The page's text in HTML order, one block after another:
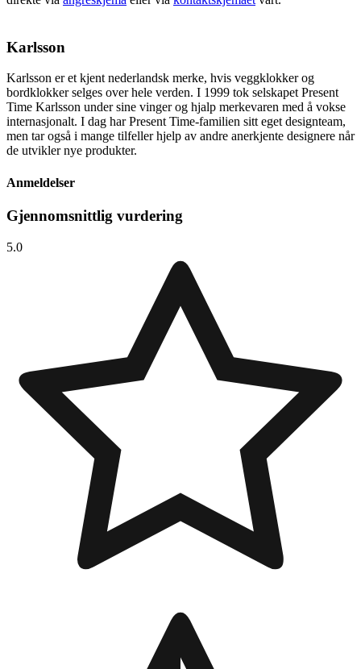
Karlsson
Karlsson er et kjent nederlandsk merke, hvis veggklokker og
bordklokker selges over hele verden. I 1999 tok selskapet Present
Time Karlsson under sine vinger og hjalp merkevaren med å vokse
internasjonalt. I dag har Present Time-familien sitt eget designteam,
men tar også i mange tilfeller hjelp av andre anerkjente designere når
de utvikler nye produkter.
Anmeldelser
Gjennomsnittlig vurdering
5.0